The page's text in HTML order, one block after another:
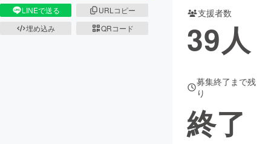
LINEで送る
URLコピー
埋め込み
QRコード
支援者数
39人
募集終了まで残
り
終了